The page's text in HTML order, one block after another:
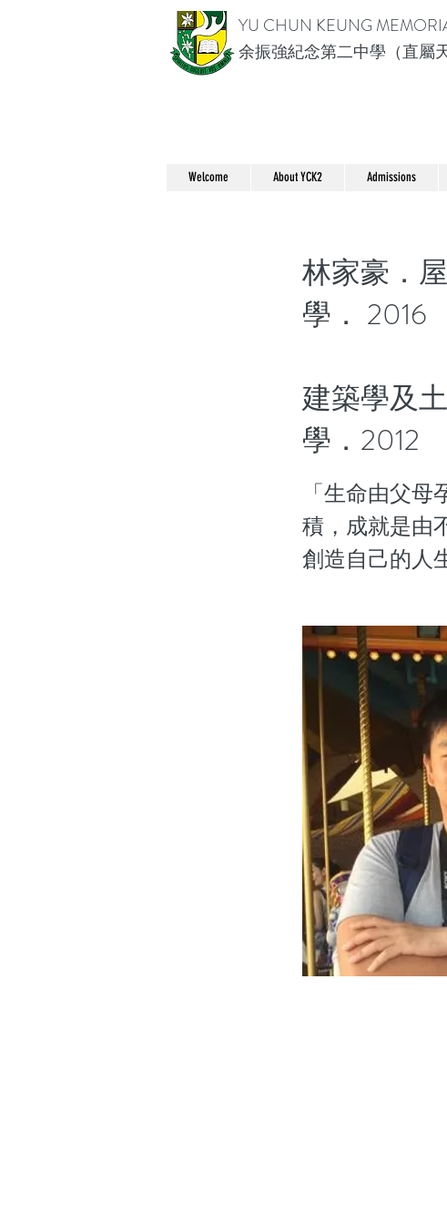
YU CHUN KEUNG
余振強紀念第二中學（直屬
Welcome About YCK2 Admissions
林家豪．
學． 2016
建築學及
學．2012
「生命由父
積，成就是由
創造自己的人